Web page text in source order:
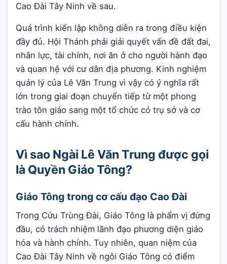
Cao Đài Tây Ninh về sau.
Quá trình kiến lập không diễn ra trong điều kiện
đầy đủ. Hội Thánh phải giải quyết vấn đề đất đai,
nhân lực, tài chính, nơi ăn ở cho người hành đạo
và quan hệ với cư dân địa phương. Kinh nghiệm
quản lý của Lê Văn Trung vì vậy có ý nghĩa rất
lớn trong giai đoạn chuyển tiếp từ một phong
trào tôn giáo sang một tổ chức có trụ sở và cơ
cấu hành chính.
Vì sao Ngài Lê Văn Trung được gọi
là Quyền Giáo Tông?
Giáo Tông trong cơ cấu đạo Cao Đài
Trong Cửu Trùng Đài, Giáo Tông là phẩm vị đứng
đầu, có trách nhiệm lãnh đạo phương diện giáo
hóa và hành chính. Tuy nhiên, quan niệm của
Cao Đài Tây Ninh về ngôi Giáo Tông có điểm